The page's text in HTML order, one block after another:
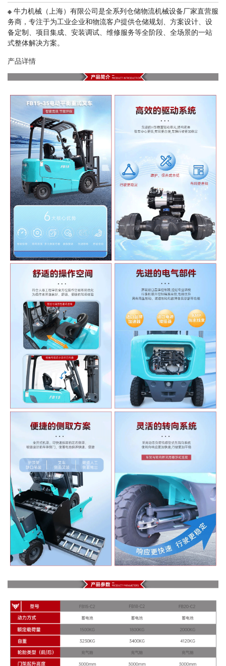
※ 牛力机械（上海）有限公司是全系列仓储物流机械设备厂家直营服
务商，专注于为工业企业和物流客户提供仓储规划、方案设计、设
备定制、项目集成、安装调试、维修服务等全阶段、全场景的一站
式整体解决方案。
产品详情